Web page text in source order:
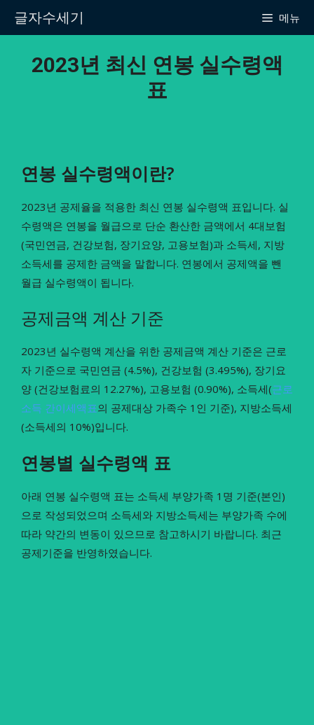
Skip글자수세기 메뉴
2023년 최신 연봉 실수령액
표
연봉 실수령액이란?
2023년 공제율을 적용한 최신 연봉 실수령액 표입니다. 실
수령액은 연봉을 월급으로 단순 환산한 금액에서 4대보험
(국민연금, 건강보험, 장기요양, 고용보험)과 소득세, 지방
소득세를 공제한 금액을 말합니다. 연봉에서 공제액을 뺀
월급 실수령액이 됩니다.
공제금액 계산 기준
2023년 실수령액 계산을 위한 공제금액 계산 기준은 근로
자 기준으로 국민연금 (4.5%), 건강보험 (3.495%), 장기요
양 (건강보험료의 12.27%), 고용보험 (0.90%), 소득세(근로
소득 간이세액표의 공제대상 가족수 1인 기준), 지방소득세
(소득세의 10%)입니다.
연봉별 실수령액 표
아래 연봉 실수령액 표는 소득세 부양가족 1명 기준(본인)
으로 작성되었으며 소득세와 지방소득세는 부양가족 수에
따라 약간의 변동이 있으므로 참고하시기 바랍니다. 최근
공제기준을 반영하였습니다.